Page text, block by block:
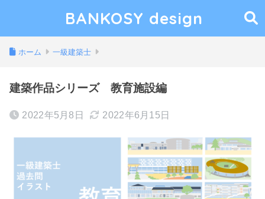
BANKOSY design
ホーム 一級建築士
建築作品シリーズ 教育施設編
2022年5月8日 2022年6月15日